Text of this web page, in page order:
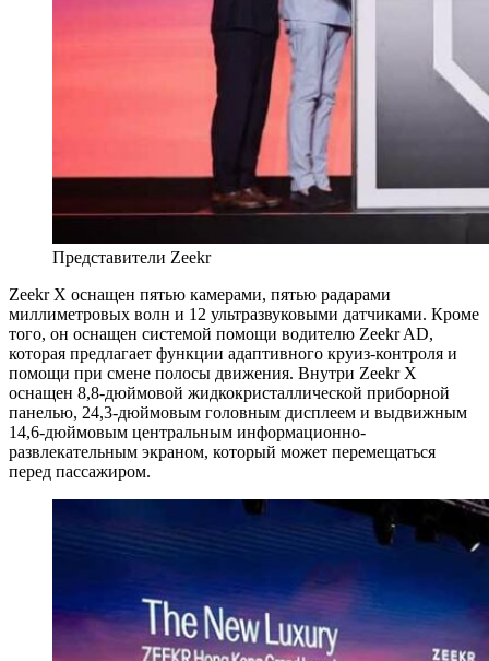
Представители Zeekr
Zeekr X оснащен пятью камерами, пятью радарами
миллиметровых волн и 12 ультразвуковыми датчиками. Кроме
того, он оснащен системой помощи водителю Zeekr AD,
которая предлагает функции адаптивного круиз-контроля и
помощи при смене полосы движения. Внутри Zeekr X
оснащен 8,8-дюймовой жидкокристаллической приборной
панелью, 24,3-дюймовым головным дисплеем и выдвижным
14,6-дюймовым центральным информационно-
развлекательным экраном, который может перемещаться
перед пассажиром.